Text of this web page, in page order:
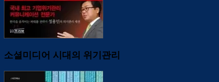
소셜미디어 시대의 위기관리